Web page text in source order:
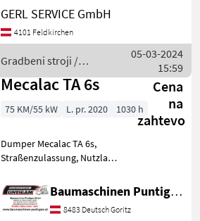
S/N.................SLBDRDK0EM5TH9565
Stundenzähler.......658
Motor...............36, 5 kW, 3 Zyl.
GERL SERVICE GmbH
4101 Feldkirchen
Gradbeni stroji /
Mecalac
05-03-2024
15:59
Mecalac TA 6s
Cena
na
zahtevo
75 KM/55 kW L. pr. 2020 1030 h
Dumper Mecalac TA 6s,
Straßenzulassung, Nutzlast
230 cm, Betriebsgewicht
4410 kg, Referenznummer
3620 Baumaschinen
Baumaschinen Puntigam GmbH
8483 Deutsch Goritz